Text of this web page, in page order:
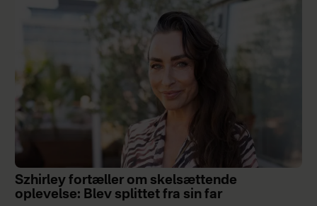
Szhirley fortæller om skelsættende
oplevelse: Blev splittet fra sin far